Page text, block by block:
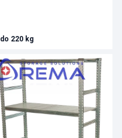
do 220 kg